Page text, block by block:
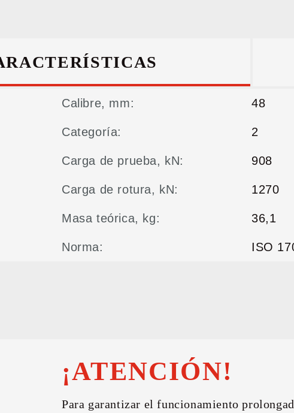
Calibre, mm: 48
Categoría: 2
Carga de prueba, kN: 908
Carga de rotura, kN: 1270
Masa teórica, kg: 36,1
Norma: ISO
¡ATENCIÓN!
Para garantizar el funcionamiento